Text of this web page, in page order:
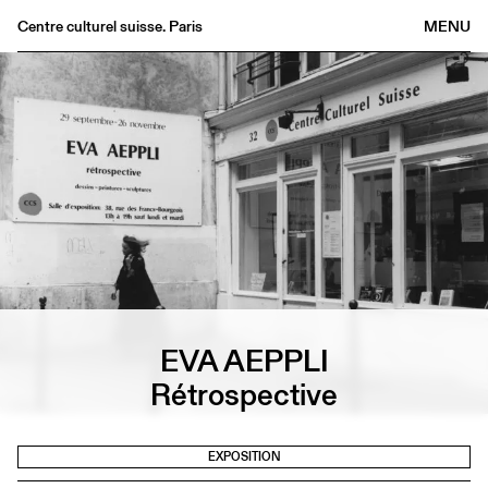
MENU
Centre culturel suisse. Paris
Agenda
Librairie
Buvette
Médiathèque
Éditions
Informations
FR/EN
EVA AEPPLI
Rétrospective
EXPOSITION